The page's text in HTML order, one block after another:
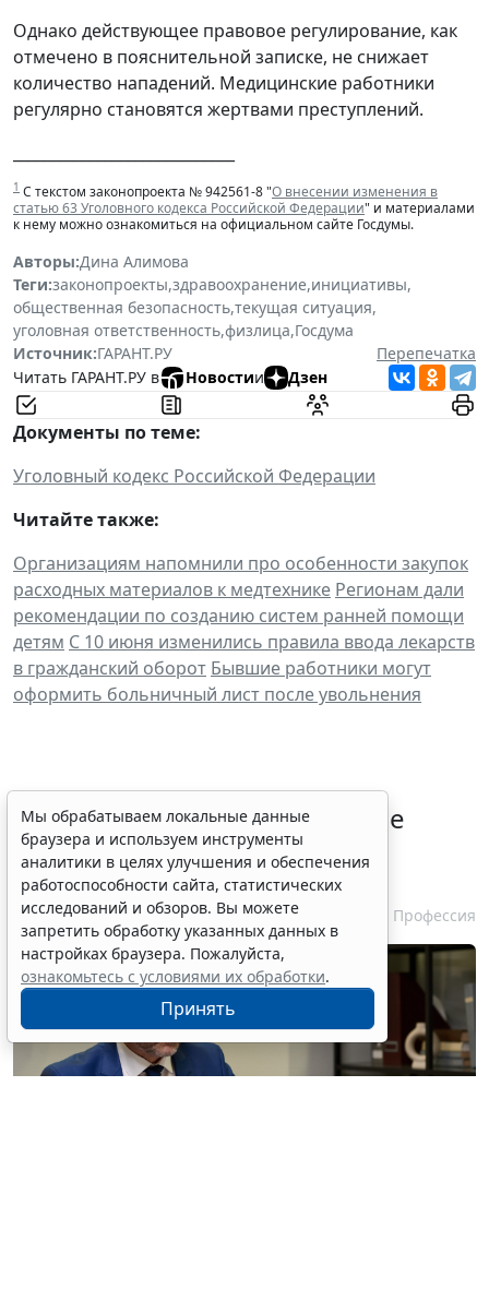
Однако действующее правовое регулирование, как
отмечено в пояснительной записке, не снижает
количество нападений. Медицинские работники
регулярно становятся жертвами преступлений.
1 С текстом законопроекта № 942561-8 "О внесении изменения в
статью 63 Уголовного кодекса Российской Федерации" и материалами
к нему можно ознакомиться на официальном сайте Госдумы.
Авторы:Дина Алимова
Теги:законопроекты,здравоохранение,инициативы,
общественная безопасность,текущая ситуация,
уголовная ответственность,физлица,Госдума
Источник:ГАРАНТ.РУ
Перепечатка
Читать ГАРАНТ.РУ в
Новостии Дзен
Документы по теме:
Уголовный кодекс Российской Федерации
Читайте также:
Организациям напомнили про особенности закупок
расходных материалов к медтехнике Регионам дали
рекомендации по созданию систем ранней помощи
детям С 10 июня изменились правила ввода лекарств
в гражданский оборот Бывшие работники могут
оформить больничный лист после увольнения
Совет ФПА РФ утвердил новые
разъяснения по вопросам
адвокатской деятельности
7 августа 2026 13:56 Профессия
Мы обрабатываем локальные данные
браузера и используем инструменты
аналитики в целях улучшения и обеспечения
работоспособности сайта, статистических
исследований и обзоров. Вы можете
запретить обработку указанных данных в
настройках браузера. Пожалуйста,
ознакомьтесь с условиями их обработки.
Принять